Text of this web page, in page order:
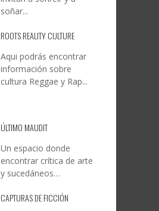
soñar...
ROOTS REALITY CULTURE
Aqui podrás encontrar
información sobre
cultura Reggae y Rap...
ÚLTIMO MAUDIT
Un espacio donde
encontrar crítica de arte
y sucedáneos…
CAPTURAS DE FICCIÓN